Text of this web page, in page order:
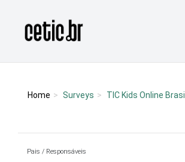
Página inicial
Home Surveys TIC Kids Online Brasil
Pais / Responsáveis